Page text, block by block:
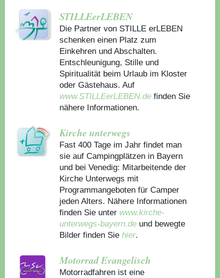
STILLEerLEBEN
Die Partner von STILLE erLEBEN
schenken einen Platz zum
Einkehren und Abschalten.
Entschleunigung, Stille und
Spiritualität beim Urlaub im Kloster
oder Gästehaus. Auf
www.STILLEerLEBEN.de finden Sie
nähere Informationen.
Kirche unterwegs
Fast 400 Tage im Jahr findet man
sie auf Campingplätzen in Bayern
und bei Venedig: Mitarbeitende der
Kirche Unterwegs mit
Programmangeboten für Camper
jeden Alters. Nähere Informationen
finden Sie unter www.kirche-
unterwegs-bayern.de und bewegte
Bilder finden Sie hier.
Motorrad Evangelisch
Motorradfahren ist eine